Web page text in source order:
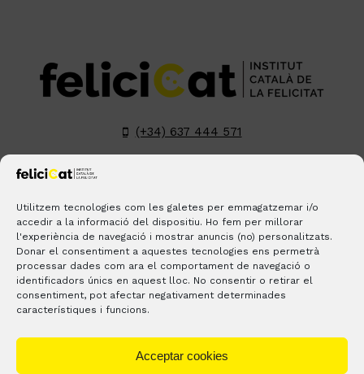
Utilitzem tecnologies com les galetes per emmagatzemar i/o
accedir a la informació del dispositiu. Ho fem per millorar
l'experiència de navegació i mostrar anuncis (no) personalitzats.
Donar el consentiment a aquestes tecnologies ens permetrà
processar dades com ara el comportament de navegació o
identificadors únics en aquest lloc. No consentir o retirar el
consentiment, pot afectar negativament determinades
característiques i funcions.
Acceptar cookies
(+34) 637 444 571
hola@felicicat.cat
LinkedInYouTube Pinterest
BLOGS CONTACTE ON ESTEM?